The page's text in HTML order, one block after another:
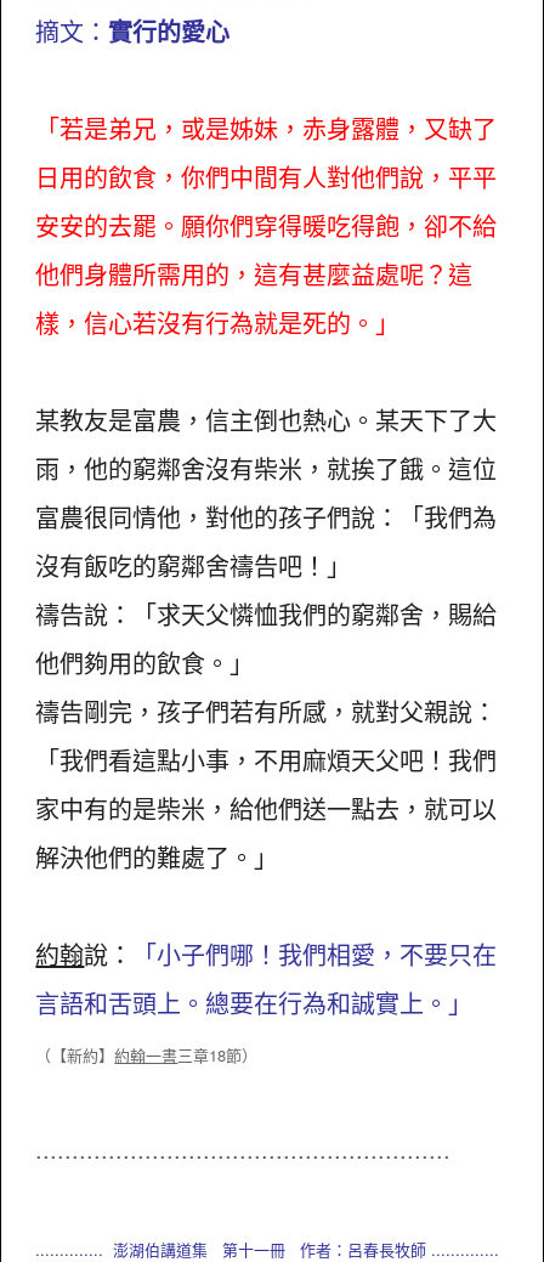
摘文： 實行的愛心
「若是弟兄，或是姊妹，赤身露體，又缺了
日用的飲食，你們中間有人對他們說，平平
安安的去罷。願你們穿得暖吃得飽，卻不給
他們身體所需用的，這有甚麼益處呢？這
樣，信心若沒有行為就是死的。」
某教友是富農，信主倒也熱心。某天下了大
雨，他的窮鄰舍沒有柴米，就挨了餓。這位
富農很同情他，對他的孩子們說：「我們為
沒有飯吃的窮鄰舍禱告吧！」
禱告說：「求天父憐恤我們的窮鄰舍，賜給
他們夠用的飲食。」
禱告剛完，孩子們若有所感，就對父親說：
「我們看這點小事，不用麻煩天父吧！我們
家中有的是柴米，給他們送一點去，就可以
解決他們的難處了。」
約翰說：
「小子們哪！我們相愛，不要只在
言語和舌頭上。總要在行為和誠實上。」
（ 【新約】約翰一書三章18節）
.........................................................
.............. 澎湖伯講道集 第十一冊 作者：呂春長牧師 ..............